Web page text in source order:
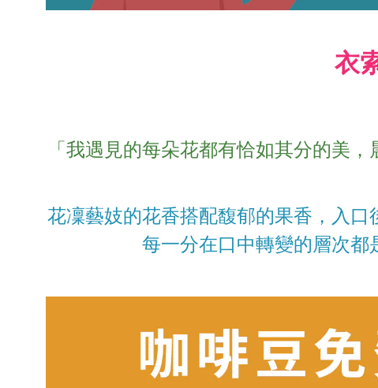
衣
「我遇見的每朵花都有恰如其分的美
花凜藝妓的花香搭配馥郁的果香，入
每一分在口中轉變的層次都